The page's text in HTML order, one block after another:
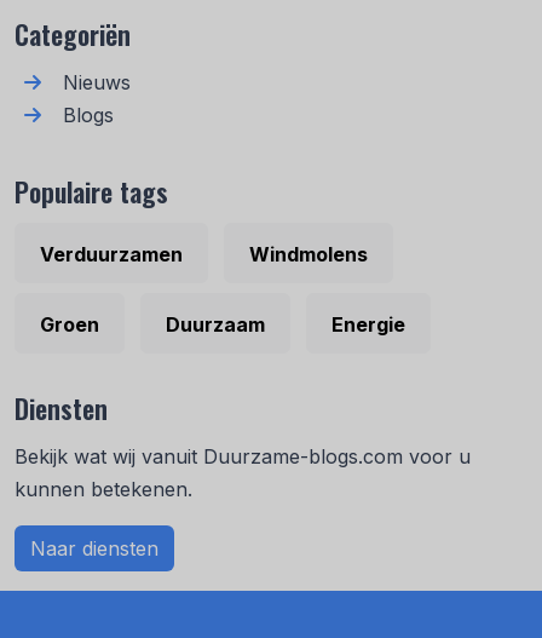
Categoriën
Nieuws
Blogs
Populaire tags
Verduurzamen Windmolens
Groen Duurzaam Energie
Diensten
Bekijk wat wij vanuit Duurzame-blogs.com voor u
kunnen betekenen.
Naar diensten